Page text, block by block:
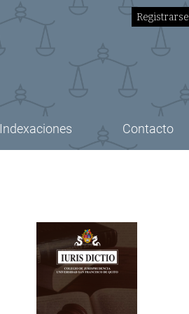
Registrarse
Indexaciones Contacto
Imagen de portada